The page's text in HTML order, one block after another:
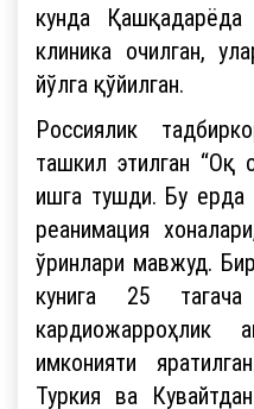
кунда
клиника очилган,
йўлга қўйилган.
Россиялик
ташкил этилган “Оқ
ишга тушди. Бу
реанимация
ўринлари мавжуд.
кунига 25
кардиожарроҳлик
имконияти
Туркия ва